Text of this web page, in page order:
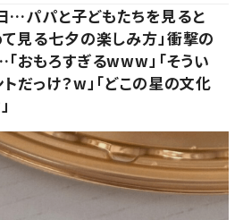
…パパと子どもたちを見ると
見る七夕の楽しみ方」衝撃の
おもろすぎるwww」「そうい
だっけ？w」「どこの星の文化